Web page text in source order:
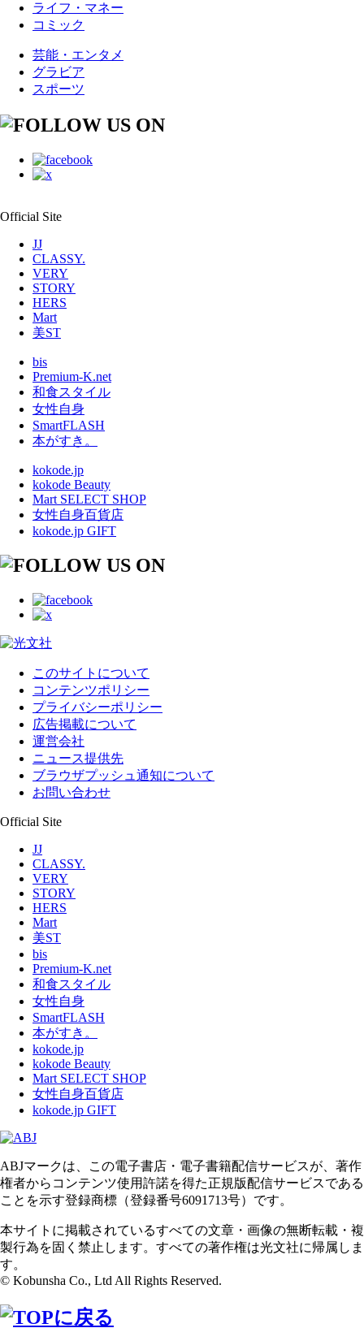
ライフ・マネー
コミック
芸能・エンタメ
グラビア
スポーツ
Official Site
JJ
CLASSY.
VERY
STORY
HERS
Mart
美ST
bis
Premium-K.net
和食スタイル
女性自身
SmartFLASH
本がすき。
kokode.jp
kokode Beauty
Mart SELECT SHOP
女性自身百貨店
kokode.jp GIFT
このサイトについて
コンテンツポリシー
プライバシーポリシー
広告掲載について
運営会社
ニュース提供先
ブラウザプッシュ通知について
お問い合わせ
Official Site
JJ
CLASSY.
VERY
STORY
HERS
Mart
美ST
bis
Premium-K.net
和食スタイル
女性自身
SmartFLASH
本がすき。
kokode.jp
kokode Beauty
Mart SELECT SHOP
女性自身百貨店
kokode.jp GIFT
ABJマークは、この電子書店・電子書籍配信サービスが、著作
権者からコンテンツ使用許諾を得た正規版配信サービスである
ことを示す登録商標（登録番号6091713号）です。
本サイトに掲載されているすべての文章・画像の無断転載・複
製行為を固く禁止します。すべての著作権は光文社に帰属しま
す。
© Kobunsha Co., Ltd All Rights Reserved.